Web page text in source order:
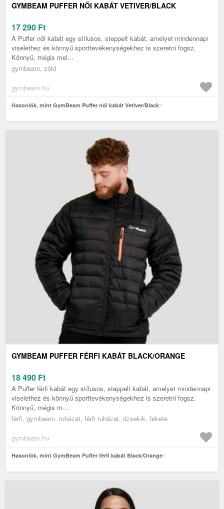
GYMBEAM PUFFER NŐI KABÁT VETIVER/BLACK
17 290 Ft
A Puffer női kabát egy stílusos, steppelt kabát, amelyet mindennapi
viselethez és könnyű sporttevékenységekhez is szeretni fogsz.
Könnyű, mégis mel...
gymbeam, zöld
gymbeam.hu
Hasonlók, mint GymBeam Puffer női kabát Vetiver/Black
GYMBEAM PUFFER FÉRFI KABÁT BLACK/ORANGE
18 490 Ft
A Puffer férfi kabát egy stílusos, steppelt kabát, amelyet mindennapi
viselethez és könnyű sporttevékenységekhez is szeretni fogsz.
Könnyű, mégis m...
férfi, gymbeam, ruházat, férfi ruházat, dzsekik, fekete
gymbeam.hu
Hasonlók, mint GymBeam Puffer férfi kabát Black/Orange